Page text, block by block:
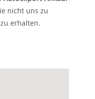
nicht uns zu
erhalten.